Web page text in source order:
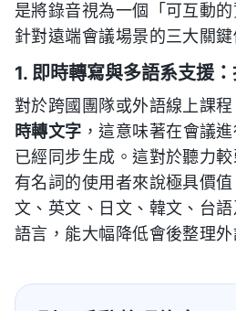
是將錄音視為一個「可互動
針對遠端會議場景的三大關鍵
1. 即時轉寫與多語系支援
對於跨國團隊或外語線上課
時轉文字 ，這意味著在會議
已經同步生成。這對於聽力
有名詞的使用者來說極具價
文、英文、日文、韓文、台
語言，能大幅降低會後整理外